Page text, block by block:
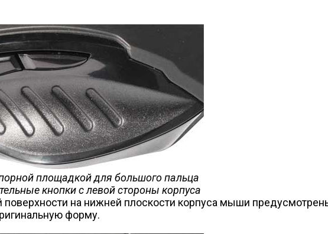
площадкой для большого пальца
кнопки с левой стороны корпуса
на нижней плоскости корпуса мыши
форму.